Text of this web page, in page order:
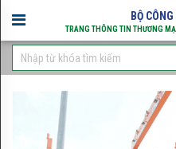
BỘ
TRANG THÔNG TIN THƯƠNG